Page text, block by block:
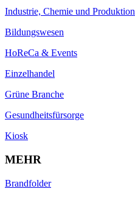
Industrie, Chemie und Produktion
Bildungswesen
HoReCa & Events
Einzelhandel
Grüne Branche
Gesundheitsfürsorge
Kiosk
MEHR
Brandfolder